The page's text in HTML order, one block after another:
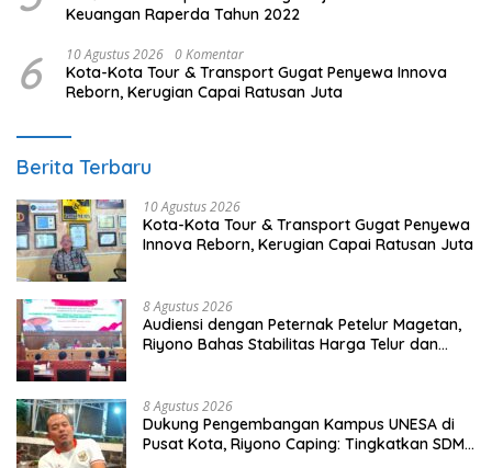
Keuangan Raperda Tahun 2022
6 10 Agustus 2026 0 Komentar
Kota-Kota Tour & Transport Gugat Penyewa Innova
Reborn, Kerugian Capai Ratusan Juta
Berita Terbaru
10 Agustus 2026
Kota-Kota Tour & Transport Gugat Penyewa
Innova Reborn, Kerugian Capai Ratusan Juta
8 Agustus 2026
Audiensi dengan Peternak Petelur Magetan,
Riyono Bahas Stabilitas Harga Telur dan
8 Agustus 2026
Dukung Pengembangan Kampus UNESA di
Pusat Kota, Riyono Caping: Tingkatkan SDM